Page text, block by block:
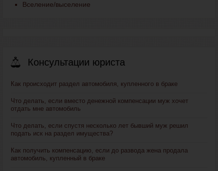
Вселение/выселение
Консультации юриста
Как происходит раздел автомобиля, купленного в браке
Что делать, если вместо денежной компенсации муж хочет
отдать мне автомобиль
Что делать, если спустя несколько лет бывший муж решил
подать иск на раздел имущества?
Как получить компенсацию, если до развода жена продала
автомобиль, купленный в браке